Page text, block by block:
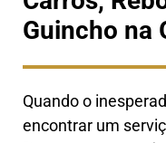
Guincho na
Quando o
encontrar um